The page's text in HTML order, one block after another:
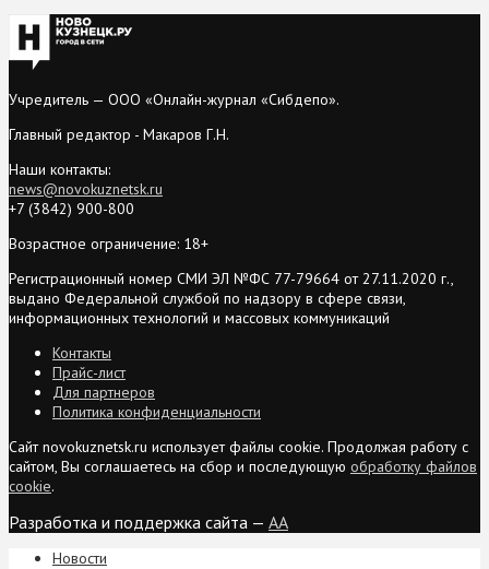
Учредитель — ООО «Онлайн-журнал «Сибдепо».
Главный редактор - Макаров Г.Н.
Наши контакты:
news@novokuznetsk.ru
+7 (3842) 900-800
Возрастное ограничение: 18+
Регистрационный номер СМИ ЭЛ №ФС 77-79664 от 27.11.2020 г.,
выдано Федеральной службой по надзору в сфере связи,
информационных технологий и массовых коммуникаций
Контакты
Прайс-лист
Для партнеров
Политика конфиденциальности
Сайт novokuznetsk.ru использует файлы cookie. Продолжая работу с
сайтом, Вы соглашаетесь на сбор и последующую обработку файлов
cookie.
Разработка и поддержка сайта — AA
Новости